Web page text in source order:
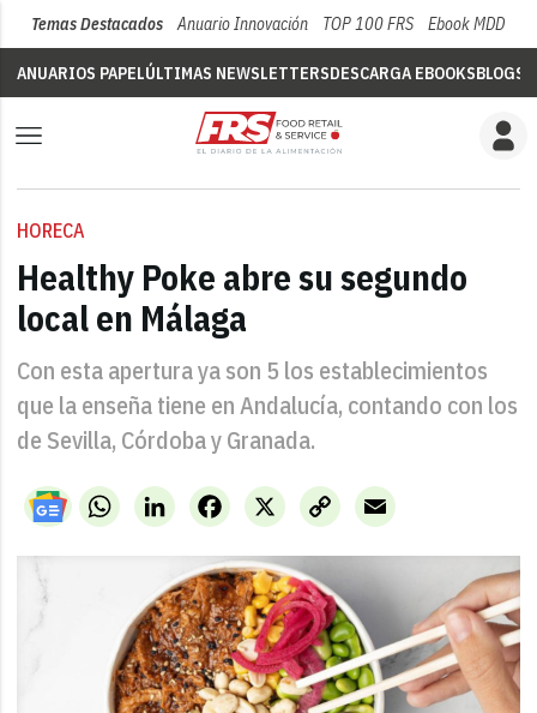
Temas Destacados Anuario Innovación TOP 100 FRS Ebook MDD
ANUARIOS PAPELÚLTIMAS NEWSLETTERSDESCARGA EBOOKSBLOGS
HORECA
Healthy Poke abre su segundo
local en Málaga
Con esta apertura ya son 5 los establecimientos
que la enseña tiene en Andalucía, contando con los
de Sevilla, Córdoba y Granada.
WhatsAppLinkedIn X
Facebook
Copy
Link
Email